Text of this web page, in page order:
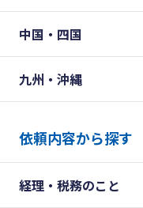
中国・四国
九州・沖縄
依頼内容から探す
経理・税務のこと